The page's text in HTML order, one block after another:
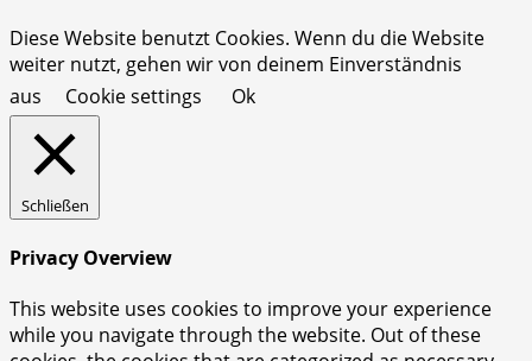
Diese Website benutzt Cookies. Wenn du die Website
weiter nutzt, gehen wir von deinem Einverständnis
aus
Cookie settings Ok
Schließen
Privacy Overview
This website uses cookies to improve your experience
while you navigate through the website. Out of these